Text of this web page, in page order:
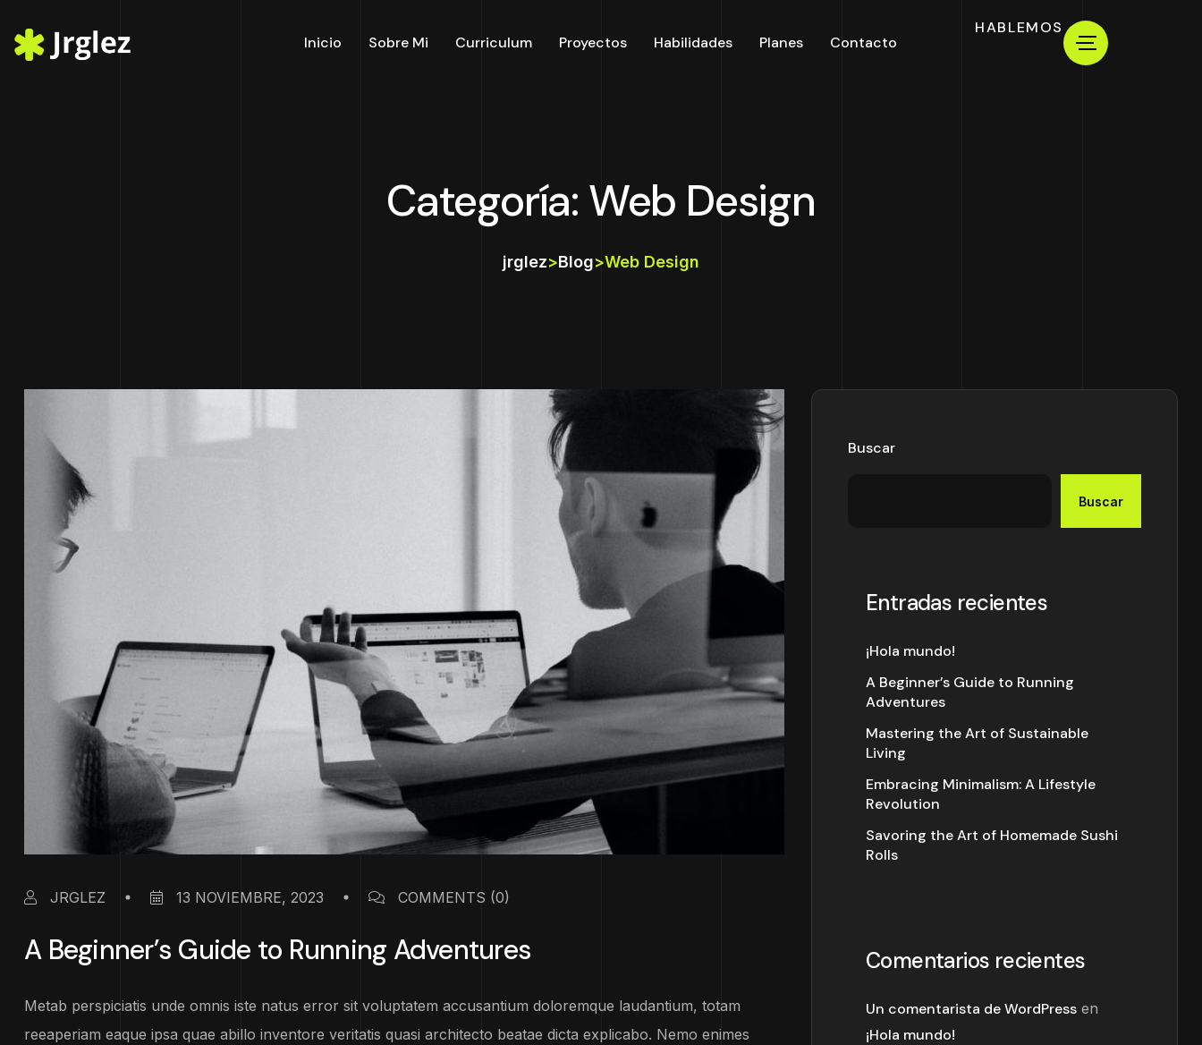
Inicio Sobre Mi Curriculum Proyectos Habilidades Planes Contacto
HABLEMOS
Categoría: Web Design
jrglez>Blog>Web Design
JRGLEZ 13 NOVIEMBRE, 2023 COMMENTS (0)
A Beginner’s Guide to Running Adventures
Metab perspiciatis unde omnis iste natus error sit voluptatem accusantium doloremque laudantium, totam
reeaperiam eaque ipsa quae abillo inventore veritatis quasi architecto beatae dicta explicabo. Nemo enimes
Buscar
Buscar
Entradas recientes
¡Hola mundo!
A Beginner’s Guide to Running
Adventures
Mastering the Art of Sustainable
Living
Embracing Minimalism: A Lifestyle
Revolution
Savoring the Art of Homemade Sushi
Rolls
Comentarios recientes
Un comentarista de WordPress en
¡Hola mundo!